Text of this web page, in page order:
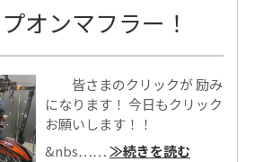
オンマフラー！
皆さまのクリックが 励み
になります！ 今日もクリック
お願いします！！
&nbs……≫続きを読む